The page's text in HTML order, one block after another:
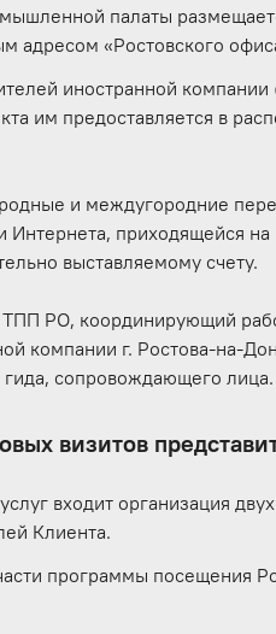
палаты
адресом «Ростовского
иностранной
им предоставляется в
и междугородние
Интернета, приходящейся
выставляемому счету.
РО, координирующий
компании г. Ростова-на-
гида, сопровождающего
визитов
входит организация
Клиента.
программы посещения